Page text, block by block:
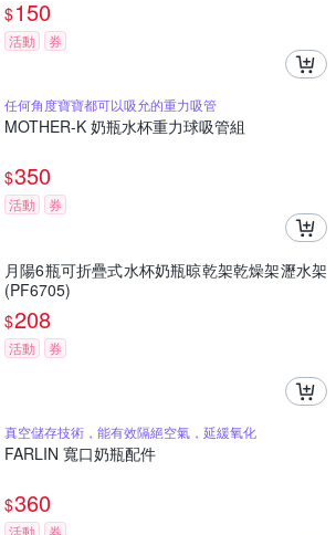
$150
活動 券
任何角度寶寶都可以吸允的重力吸管
MOTHER-K 奶瓶水杯重力球吸管組
$350
活動 券
月陽6瓶可折疊式水杯奶瓶晾乾架乾燥架瀝水架
(PF6705)
$208
活動 券
真空儲存技術，能有效隔絕空氣，延緩氧化
FARLIN 寬口奶瓶配件
$360